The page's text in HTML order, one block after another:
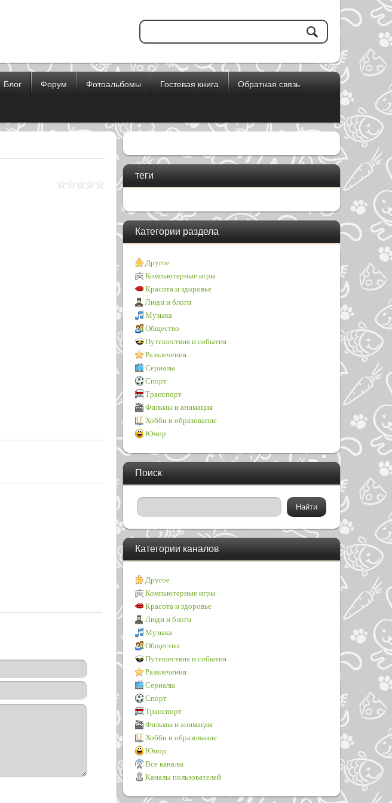
Блог Форум Фотоальбомы Гостевая книга Обратная связь
теги
Категории раздела
Другое
Компьютерные игры
Красота и здоровье
Люди и блоги
Музыка
Общество
Путешествия и события
Развлечения
Сериалы
Спорт
Транспорт
Фильмы и анимация
Хобби и образование
Юмор
Поиск
Категории каналов
Другое
Компьютерные игры
Красота и здоровье
Люди и блоги
Музыка
Общество
Путешествия и события
Развлечения
Сериалы
Спорт
Транспорт
Фильмы и анимация
Хобби и образование
Юмор
Все каналы
Каналы пользователей